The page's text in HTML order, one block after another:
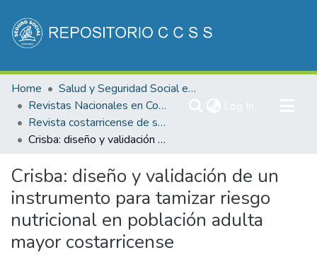
Communities & Collections
All of DSpace
Statistics
Home
Salud y Seguridad Social en Costa Rica
Revistas Nacionales en Costa Rica
Revista costarricense de salud Pública
Crisba: diseño y validación de un instrumento para tamizar riesgo nutricional en población adulta mayor costarricense
Crisba: diseño y validación de un
instrumento para tamizar riesgo
nutricional en población adulta
mayor costarricense